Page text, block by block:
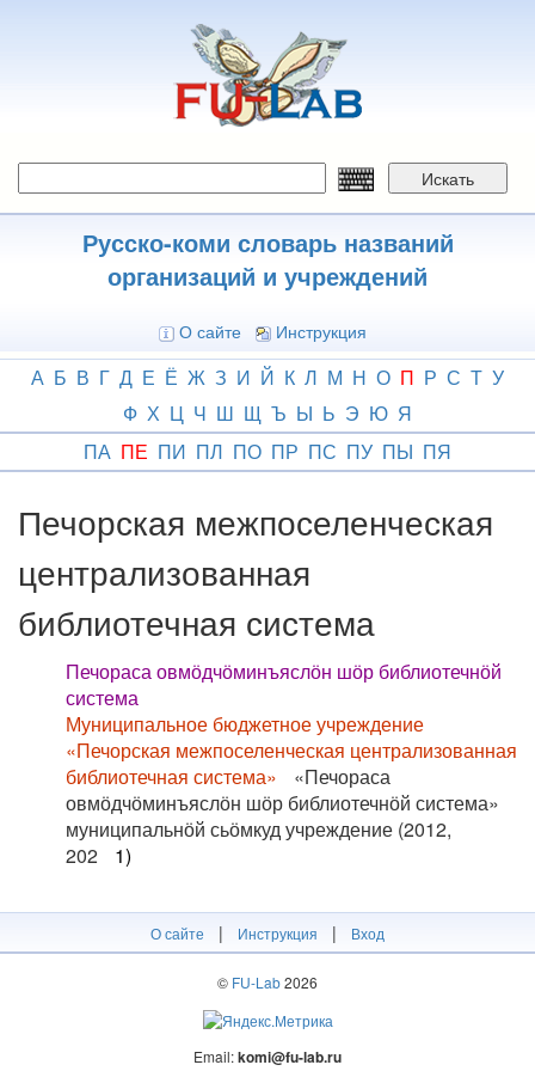
Искать
Русско-коми словарь названий
организаций и учреждений
О сайте Инструкция
А Б В Г Д Е Ё Ж З И Й К Л М Н О П Р С Т У
Ф Х Ц Ч Ш Щ Ъ Ы Ь Э Ю Я
ПА ПЕ ПИ ПЛ ПО ПР ПС ПУ ПЫ ПЯ
Печорская межпоселенческая
централизованная
библиотечная система
Печораса овмӧдчӧминъяслӧн шӧр библиотечнӧй
система
Муниципальное бюджетное учреждение
«Печорская межпоселенческая централизованная
библиотечная система»
«Печораса
овмӧдчӧминъяслӧн шӧр библиотечнӧй система»
муниципальнӧй сьӧмкуд учреждение (2012,
202
1)
О сайте | Инструкция | Вход
© FU-Lab2026
Email:komi@fu-lab.ru